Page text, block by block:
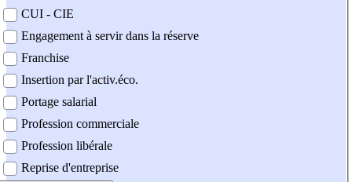
CUI - CIE
Engagement à servir dans la réserve
Franchise
Insertion par l'activ.éco.
Portage salarial
Profession commerciale
Profession libérale
Reprise d'entreprise